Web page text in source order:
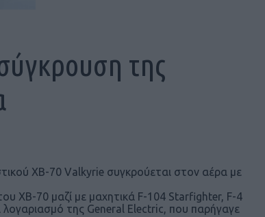
της
ΧΒ-70 Valkyrie συγκρούεται στον αέρα με
XB-70 μαζί με μαχητικά F-104 Starfighter, F-4
της General Electric, που παρήγαγε